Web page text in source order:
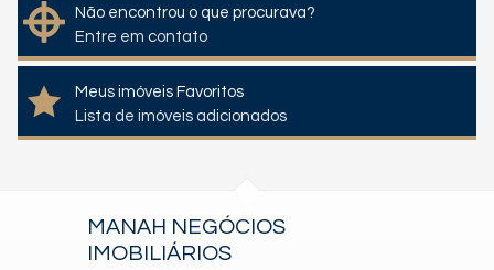
Não encontrou o que procurava?
Entre em contato
Meus imóveis Favoritos
Lista de imóveis adicionados
MANAH NEGÓCIOS
IMOBILIÁRIOS